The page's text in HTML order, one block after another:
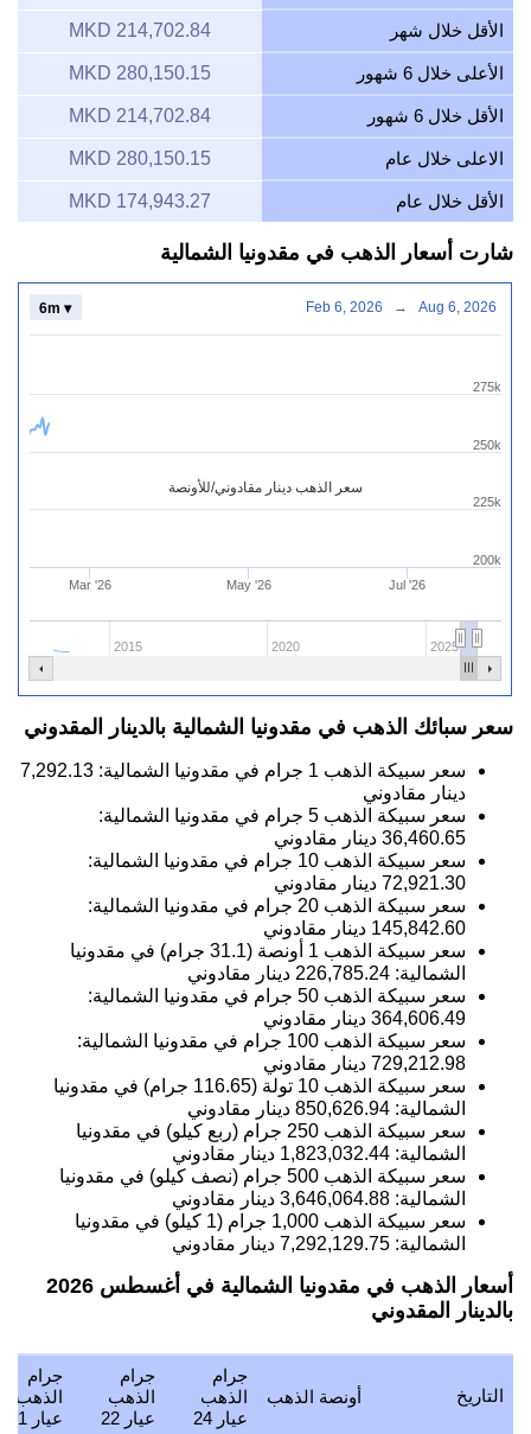
الأقل خلال شهر 214,702.84 MKD
الأعلى خلال 6 شهور 280,150.15 MKD
الأقل خلال 6 شهور 214,702.84 MKD
الاعلى خلال عام 280,150.15 MKD
الأقل خلال عام 174,943.27 MKD
شارت أسعار الذهب في مقدونيا الشمالية
سعر الذهب دينار مقادوني/للأونصة
Mar '26 May '26 Jul '26
2015 2020 2025
200k
225k
250k
275k
6m ▾ Feb 6, 2026 → Aug 6, 2026
سعر سبائك الذهب في مقدونيا الشمالية بالدينار المقدوني
سعر سبيكة الذهب 1 جرام في مقدونيا الشمالية:
7,292.13
دينار مقادوني
سعر سبيكة الذهب 5 جرام في مقدونيا الشمالية:
36,460.65 دينار مقادوني
سعر سبيكة الذهب 10 جرام في مقدونيا الشمالية:
72,921.30 دينار مقادوني
سعر سبيكة الذهب 20 جرام في مقدونيا الشمالية:
145,842.60 دينار مقادوني
سعر سبيكة الذهب 1 أونصة (31.1 جرام) في مقدونيا
الشمالية: 226,785.24 دينار مقادوني
سعر سبيكة الذهب 50 جرام في مقدونيا الشمالية:
364,606.49 دينار مقادوني
سعر سبيكة الذهب 100 جرام في مقدونيا الشمالية:
729,212.98 دينار مقادوني
سعر سبيكة الذهب 10 تولة (116.65 جرام) في مقدونيا
الشمالية: 850,626.94 دينار مقادوني
سعر سبيكة الذهب 250 جرام (ربع كيلو) في مقدونيا
الشمالية: 1,823,032.44 دينار مقادوني
سعر سبيكة الذهب 500 جرام (نصف كيلو) في مقدونيا
الشمالية: 3,646,064.88 دينار مقادوني
سعر سبيكة الذهب 1,000 جرام (1 كيلو) في مقدونيا
الشمالية: 7,292,129.75 دينار مقادوني
أسعار الذهب في مقدونيا الشمالية في أغسطس 2026
بالدينار المقدوني
التاريخ أونصة الذهب
جرام
الذهب
عيار 24
جرام
الذهب
عيار 22
جرام
الذهب
عيار 21